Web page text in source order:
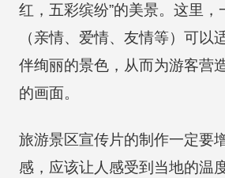
红，五彩缤纷”的美景。这里，
（亲情、爱情、友情等）可以
伴绚丽的景色，从而为游客营
的画面。
旅游景区宣传片的制作一定要
感，应该让人感受到当地的温